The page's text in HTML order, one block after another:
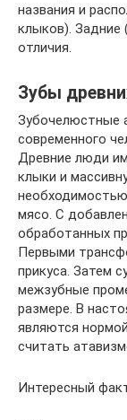
названия и
клыков). Задние
отличия.
Зубы
Зубочелюстные
современного
Древние люди
клыки и
мясо. С
обработанных
Первыми
прикуса. Затем
межзубные
размере. В
являются
считать
Интересный